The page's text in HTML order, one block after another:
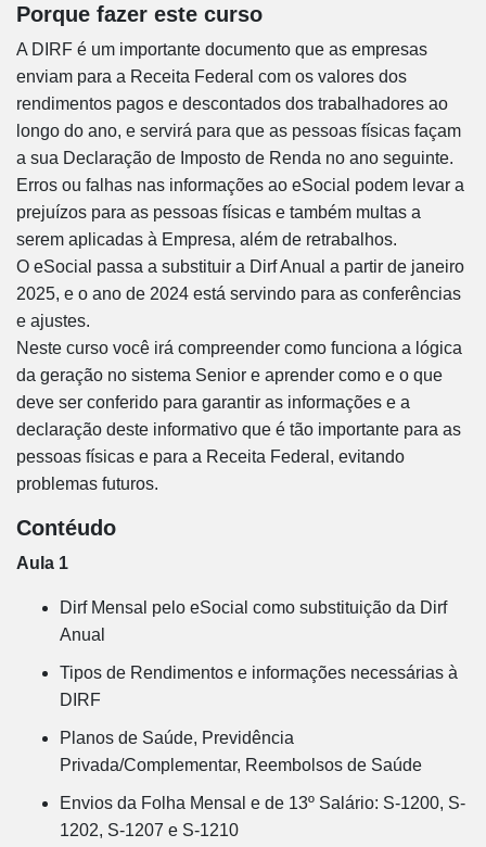
Porque fazer este curso
A DIRF é um importante documento que as empresas
enviam para a Receita Federal com os valores dos
rendimentos pagos e descontados dos trabalhadores ao
longo do ano, e servirá para que as pessoas físicas façam
a sua Declaração de Imposto de Renda no ano seguinte.
Erros ou falhas nas informações ao eSocial podem levar a
prejuízos para as pessoas físicas e também multas a
serem aplicadas à Empresa, além de retrabalhos.
O eSocial passa a substituir a Dirf Anual a partir de janeiro
2025, e o ano de 2024 está servindo para as conferências
e ajustes.
Neste curso você irá compreender como funciona a lógica
da geração no sistema Senior e aprender como e o que
deve ser conferido para garantir as informações e a
declaração deste informativo que é tão importante para as
pessoas físicas e para a Receita Federal, evitando
problemas futuros.
Contéudo
Aula 1
Dirf Mensal pelo eSocial como substituição da Dirf
Anual
Tipos de Rendimentos e informações necessárias à
DIRF
Planos de Saúde, Previdência
Privada/Complementar, Reembolsos de Saúde
Envios da Folha Mensal e de 13º Salário: S-1200, S-
1202, S-1207 e S-1210